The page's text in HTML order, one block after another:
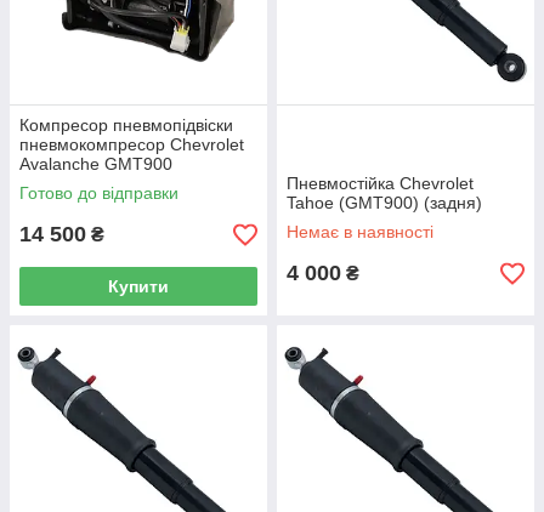
Компресор пневмопідвіски
пневмокомпресор Chevrolet
Avalanche GMT900
Готово до відправки
14 500 ₴
Купити
Пневмостійка Chevrolet
Tahoe (GMT900) (задня)
Немає в наявності
4 000 ₴